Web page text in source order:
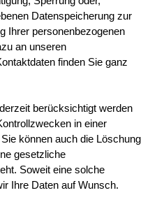
Datenspeicherung zur
Ihrer personenbezogenen
an unseren
finden Sie ganz
berücksichtigt werden
in einer
können auch die Löschung
gesetzliche
Soweit eine solche
Ihre Daten auf Wunsch.